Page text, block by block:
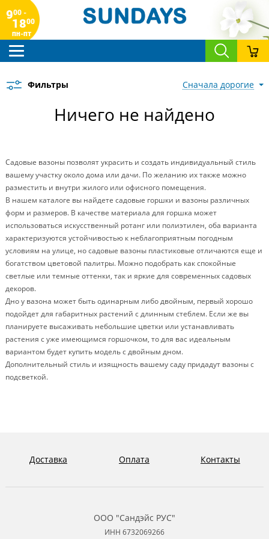
900 -
1800
пн-пт
Фильтры сначала дорогие
Ничего не найдено
Садовые вазоны позволят украсить и создать индивидуальный стиль
вашему участку около дома или дачи. По желанию их также можно
разместить и внутри жилого или офисного помещения.
В нашем каталоге вы найдете садовые горшки и вазоны различных
форм и размеров. В качестве материала для горшка может
использоваться искусственный ротанг или полиэтилен, оба варианта
характеризуются устойчивостью к неблагоприятным погодным
условиям на улице, но садовые вазоны пластиковые отличаются еще и
богатством цветовой палитры. Можно подобрать как спокойные
светлые или темные оттенки, так и яркие для современных садовых
декоров.
Дно у вазона может быть одинарным либо двойным, первый хорошо
подойдет для габаритных растений с длинным стеблем. Если же вы
планируете высаживать небольшие цветки или устанавливать
растения с уже имеющимся горшочком, то для вас идеальным
вариантом будет купить модель с двойным дном.
Дополнительный стиль и изящность вашему саду придадут вазоны с
подсветкой.
ООО "Сандэйс РУС"
ИНН 6732069266
Доставка Оплата Контакты